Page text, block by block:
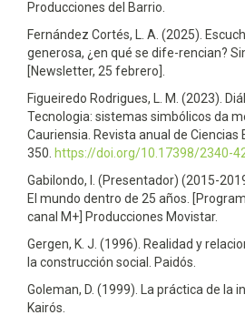
Producciones del Barrio.
Fernández Cortés, L. A. (2025).
generosa, ¿en qué se dife-rencian?
[Newsletter, 25 febrero].
Figueiredo Rodrigues, L. M. (2023).
Tecnologia: sistemas simbólicos da
Cauriensia. Revista anual de Ciencias
350. https://doi.org/10.17398/2340-
Gabilondo, I. (Presentador) (2015-
El mundo dentro de 25 años.
canal M+] Producciones Movistar.
Gergen, K. J. (1996). Realidad y
la construcción social. Paidós.
Goleman, D. (1999). La práctica de la
Kairós.